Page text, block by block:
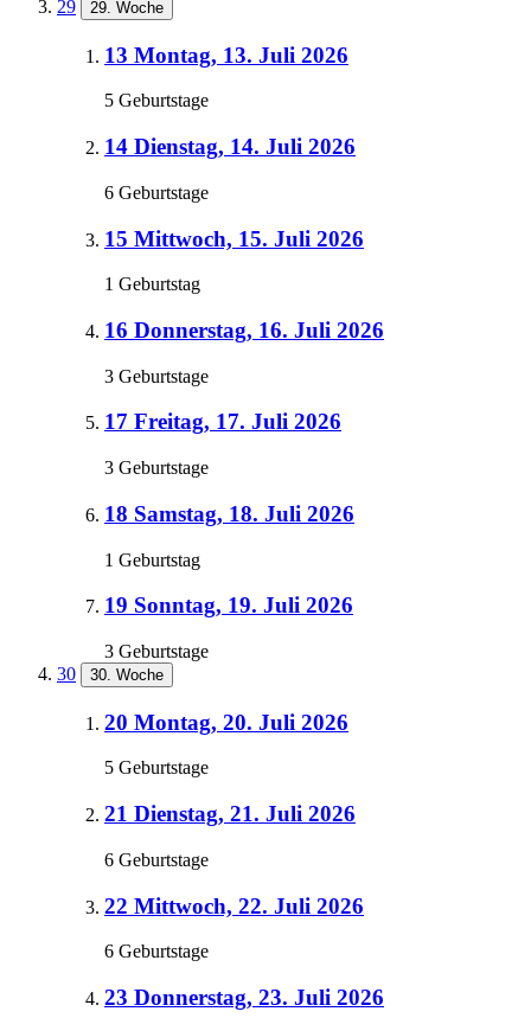
29 29. Woche
13 Montag, 13. Juli 2026
5 Geburtstage
14 Dienstag, 14. Juli 2026
6 Geburtstage
15 Mittwoch, 15. Juli 2026
1 Geburtstag
16 Donnerstag, 16. Juli 2026
3 Geburtstage
17 Freitag, 17. Juli 2026
3 Geburtstage
18 Samstag, 18. Juli 2026
1 Geburtstag
19 Sonntag, 19. Juli 2026
3 Geburtstage
30
30. Woche
20 Montag, 20. Juli 2026
5 Geburtstage
21 Dienstag, 21. Juli 2026
6 Geburtstage
22 Mittwoch, 22. Juli 2026
6 Geburtstage
23 Donnerstag, 23. Juli 2026